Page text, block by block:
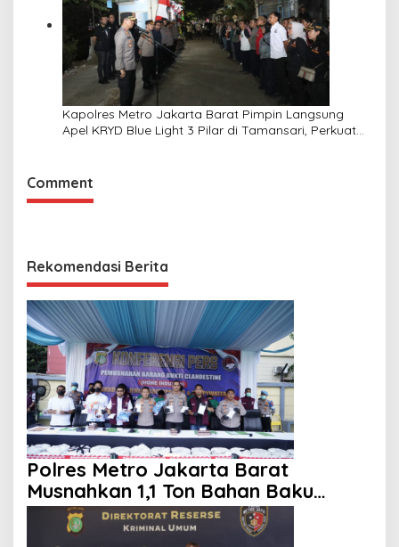
Kapolres Metro Jakarta Barat Pimpin Langsung
Apel KRYD Blue Light 3 Pilar di Tamansari, Perkuat
Comment
Rekomendasi Berita
Polres Metro Jakarta Barat
Musnahkan 1,1 Ton Bahan Baku
Narkotika, Tujuh Tersangka
Ditangkap